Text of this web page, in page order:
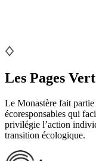
Les Pages
Le Monastère fait partie
écoresponsables qui
privilégie l’action
transition écologique.